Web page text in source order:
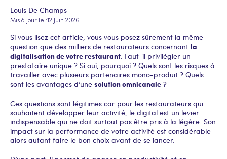
Louis De Champs
Mis à jour le :12 Juin 2026
Si vous lisez cet article, vous vous posez sûrement la même
question que des milliers de restaurateurs concernant la
digitalisation de votre restaurant . Faut-il privilégier un
prestataire unique ? Si oui, pourquoi ? Quels sont les risques à
travailler avec plusieurs partenaires mono-produit ? Quels
sont les avantages d’une solution omnicanale ?
Ces questions sont légitimes car pour les restaurateurs qui
souhaitent développer leur activité, le digital est un levier
indispensable qui ne doit surtout pas être pris à la légère. Son
impact sur la performance de votre activité est considérable
alors autant faire le bon choix avant de se lancer.